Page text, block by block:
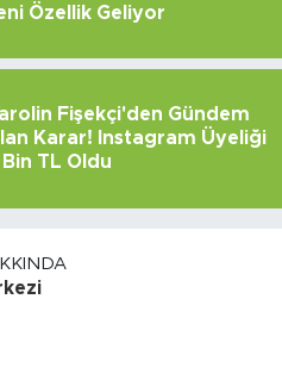
Özellik Geliyor
Fişekçi'den Gündem
Karar! Instagram Üyeliği
TL Oldu